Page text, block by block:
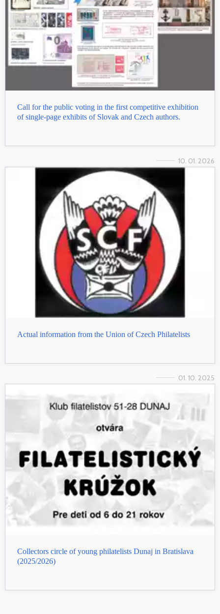
Call for the public voting in the first competitive exhibition
of single-page exhibits of Slovak and Czech authors.
10. 01. 2026
Actual information from the Union of Czech Philatelists
01. 10. 2025
Collectors circle of young philatelists Dunaj in Bratislava
(2025/2026)